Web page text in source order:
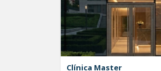
Clínica Master